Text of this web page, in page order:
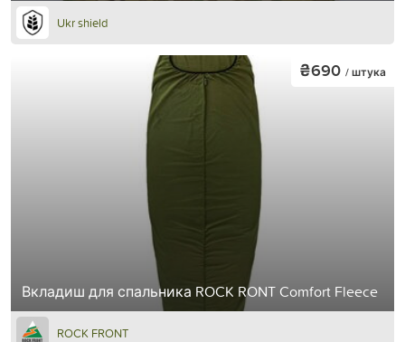
Ukr shield
Вкладиш для спальника ROCK RONT Comfort Fleece
₴690 / штука
ROCK FRONT